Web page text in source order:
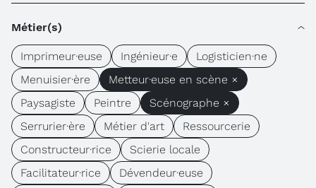
Métier(s)
Imprimeur·euse Ingénieur·e
Logisticien·ne
Menuisier·ère
Metteur·euse en scène ×
Paysagiste
Peintre
Scénographe ×
Serrurier·ère
Métier d'art
Ressourcerie
Constructeur·rice
Scierie locale
Facilitateur·rice
Dévendeur·euse